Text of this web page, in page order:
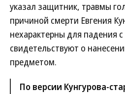
указал защитник, травмы
причиной смерти Евгения
нехарактерны для падения
свидетельствуют о
предметом.
По версии Кунгурова-